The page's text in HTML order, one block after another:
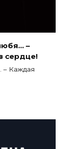
–
сердце!
– Каждая